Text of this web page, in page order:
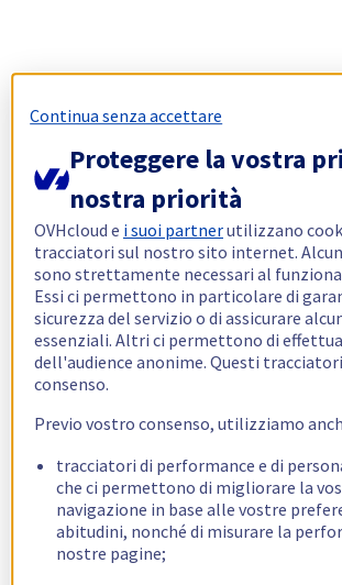
Continua senza accettare
Proteggere la vostra
nostra priorità
OVHcloud e i suoi partnerutilizzano
tracciatori sul nostro sito internet.
sono strettamente necessari al
Essi ci permettono in particolare di
sicurezza del servizio o di assicurare
essenziali. Altri ci permettono di
dell'audience anonime. Questi
consenso.
Previo vostro consenso, utilizziamo
tracciatori di performance e di
che ci permettono di migliorare la
navigazione in base alle vostre
abitudini, nonché di misurare la
nostre pagine;